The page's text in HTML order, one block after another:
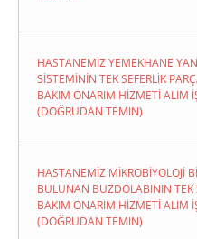
HASTANEMİZ YEMEKHANE
SİSTEMİNİN TEK SEFERLİK
BAKIM ONARIM HİZMETİ ALIM
(DOĞRUDAN TEMIN)
HASTANEMİZ MİKROBİYOLOJİ
BULUNAN BUZDOLABININ TEK
BAKIM ONARIM HİZMETİ ALIM
(DOĞRUDAN TEMIN)